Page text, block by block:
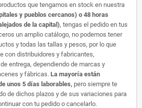
que tengamos en stock en nuestra
y pueblos cercanos) o 48 horas
de la capital), tengas el pedido en tus
un amplio catálogo, no podemos tener
y todas las tallas y pesos, por lo que
con distribuidores y fabricantes,
entrega, dependiendo de marcas y
y fábricas. La mayoría están
unos 5 días laborables, pero siempre te
de dichos plazos y de sus variaciones para
con tu pedido o cancelarlo.